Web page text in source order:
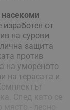
от
на сурови
защита
против
на умореното
на терасата и
След като се